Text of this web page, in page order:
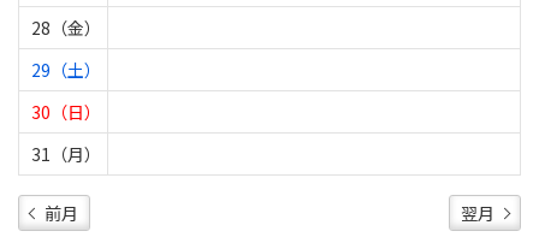
28（金）
29（土）
30（日）
31（月）
前月 翌月